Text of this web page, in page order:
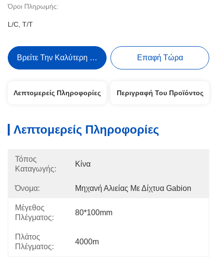
Όροι Πληρωμής:
L/C, T/T
Βρείτε Την Καλύτερη Τιμή Επαφή Τώρα
Λεπτομερείς Πληροφορίες Περιγραφή Του Προϊόντος
Λεπτομερείς Πληροφορίες
Τόπος
Καταγωγής:
Κίνα
Όνομα: Μηχανή Αλιείας Με Δίχτυα Gabion
Μέγεθος
Πλέγματος:
80*100mm
Πλάτος
Πλέγματος:
4000m